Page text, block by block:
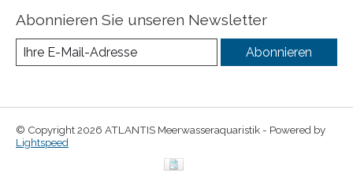
Abonnieren Sie unseren Newsletter
Abonnieren
© Copyright 2026 ATLANTIS Meerwasseraquaristik - Powered by
Lightspeed